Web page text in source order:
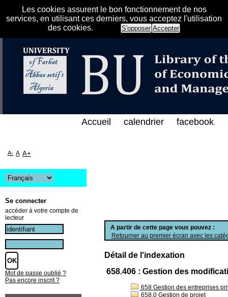
Les cookies assurent le bon fonctionnement de nos
services, en utilisant ces derniers, vous acceptez l'utilisation
des cookies.
S'opposer Accepter
الإلكتروني على الخط المباشر لمكتبة كلية
A partir de cette page vous pouvez :
Retourner au premier écran avec les
Détail de l'indexation
658.406 : Gestion des
658 Gestion des entreprises
658.0 Gestion de projet
Accueil calendrier facebook.
A- A A+
Se connecter
accéder à votre compte de
lecteur
Mot de passe oublié ?
Pas encore inscrit ?